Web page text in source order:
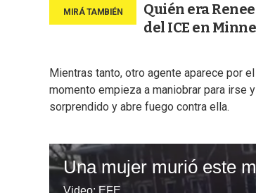
Quién era
del ICE en
Mientras tanto, otro agente aparece por
momento empieza a maniobrar para irse
sorprendido y abre fuego contra ella.